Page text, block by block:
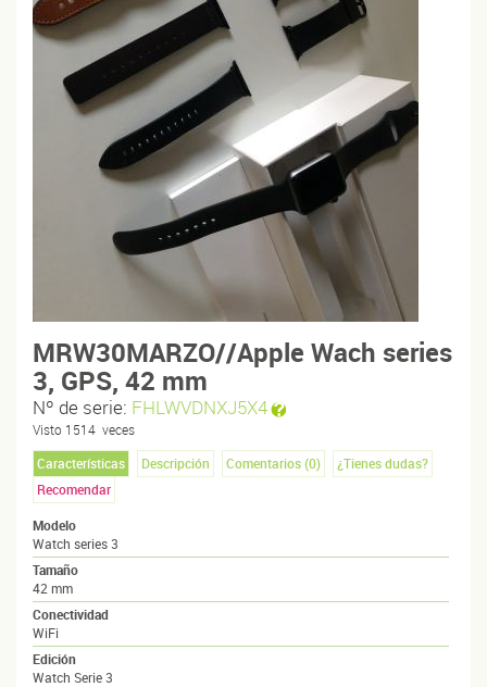
MRW30MARZO//Apple Wach series
3, GPS, 42 mm
Nº de serie: FHLWVDNXJ5X4
Visto 1514 veces
Características
Descripción Comentarios (0)
¿Tienes dudas?
Recomendar
Modelo
Watch series 3
Tamaño
42 mm
Conectividad
WiFi
Edición
Watch Serie 3